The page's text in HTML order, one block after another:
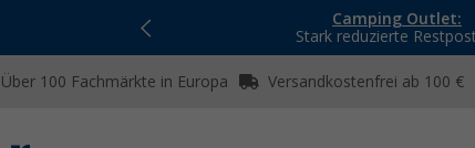
Camping Outlet:
Stark reduzierte
Über 100 Fachmärkte in Europa Versandkostenfrei ab 100 €